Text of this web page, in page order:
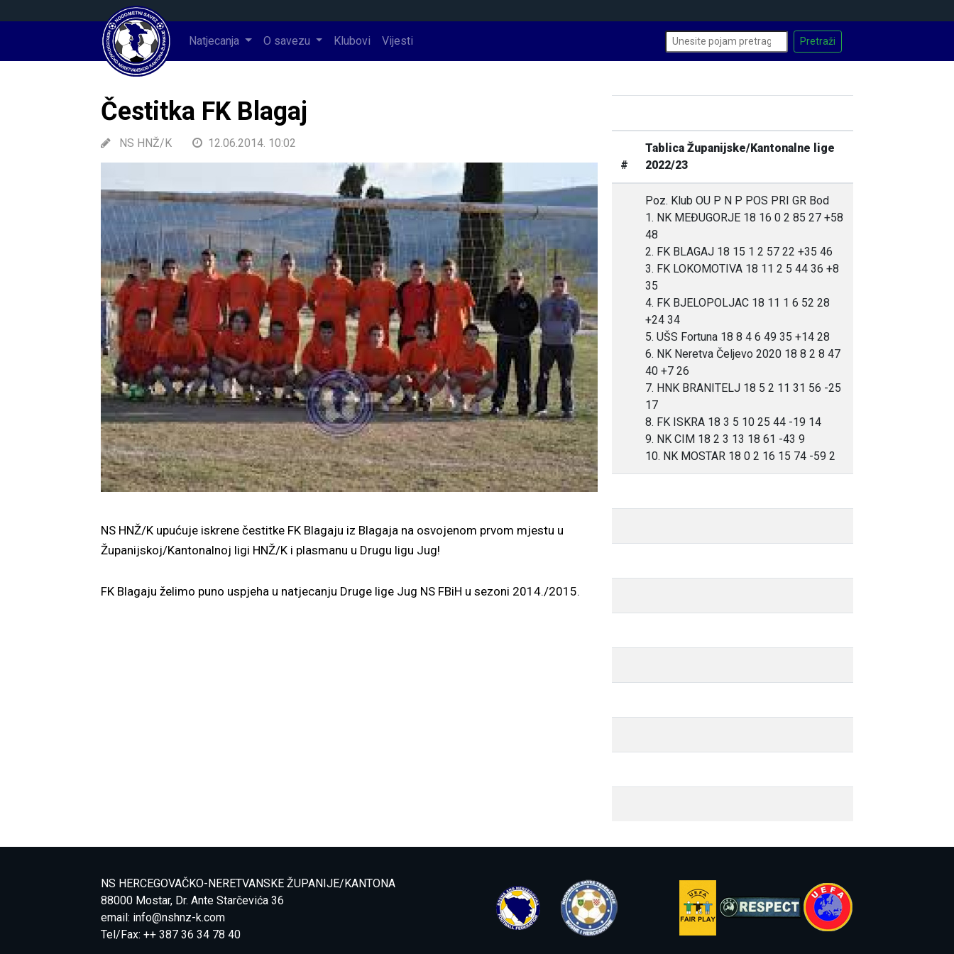
Natjecanja O savezu Klubovi Vijesti
Čestitka FK Blagaj
NS HNŽ/K 12.06.2014. 10:02
NS HNŽ/K upućuje iskrene čestitke FK Blagaju iz Blagaja na osvojenom prvom mjestu u
Županijskoj/Kantonalnoj ligi HNŽ/K i plasmanu u Drugu ligu Jug!
FK Blagaju želimo puno uspjeha u natjecanju Druge lige Jug NS FBiH u sezoni 2014./2015.
#
Tablica Županijske/Kantonalne lige
2022/23
Poz. Klub OU P N P POS PRI GR Bod
1. NK MEĐUGORJE 18 16 0 2 85 27 +58
48
2. FK BLAGAJ 18 15 1 2 57 22 +35 46
3. FK LOKOMOTIVA 18 11 2 5 44 36 +8
35
4. FK BJELOPOLJAC 18 11 1 6 52 28
+24 34
5. UŠS Fortuna 18 8 4 6 49 35 +14 28
6. NK Neretva Čeljevo 2020 18 8 2 8 47
40 +7 26
7. HNK BRANITELJ 18 5 2 11 31 56 -25
17
8. FK ISKRA 18 3 5 10 25 44 -19 14
9. NK CIM 18 2 3 13 18 61 -43 9
10. NK MOSTAR 18 0 2 16 15 74 -59 2
NS HERCEGOVAČKO-NERETVANSKE ŽUPANIJE/KANTONA
88000 Mostar, Dr. Ante Starčevića 36
email: info@nshnz-k.com
Tel/Fax: ++ 387 36 34 78 40